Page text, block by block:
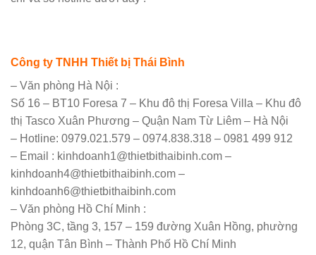
Công ty TNHH Thiết bị Thái Bình
– Văn phòng Hà Nội :
Số 16 – BT10 Foresa 7 – Khu đô thị Foresa Villa – Khu đô
thị Tasco Xuân Phương – Quận Nam Từ Liêm – Hà Nội
– Hotline: 0979.021.579 – 0974.838.318 – 0981 499 912
– Email : kinhdoanh1@thietbithaibinh.com –
kinhdoanh4@thietbithaibinh.com –
kinhdoanh6@thietbithaibinh.com
– Văn phòng Hồ Chí Minh :
Phòng 3C, tầng 3, 157 – 159 đường Xuân Hồng, phường
12, quận Tân Bình – Thành Phố Hồ Chí Minh